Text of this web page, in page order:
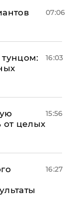
07:06
16:03
от целых
15:56
16:27